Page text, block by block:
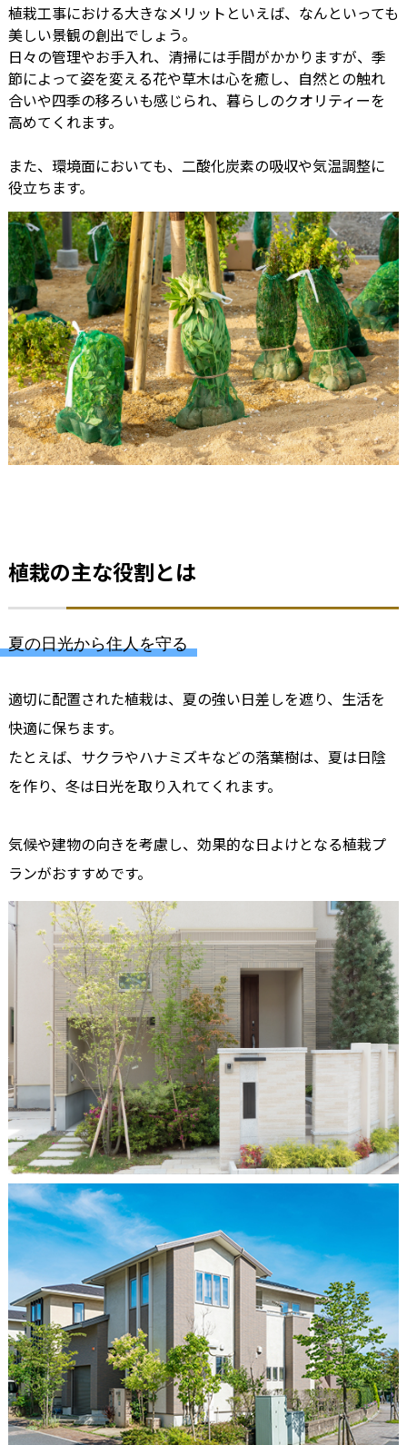
植栽工事における大きなメリットといえば、なんといっても
美しい景観の創出でしょう。
日々の管理やお手入れ、清掃には手間がかかりますが、季
節によって姿を変える花や草木は心を癒し、自然との触れ
合いや四季の移ろいも感じられ、暮らしのクオリティーを
高めてくれます。
また、環境面においても、二酸化炭素の吸収や気温調整に
役立ちます。
植栽の主な役割とは
夏の日光から住人を守る
適切に配置された植栽は、夏の強い日差しを遮り、生活を
快適に保ちます。
たとえば、サクラやハナミズキなどの落葉樹は、夏は日陰
を作り、冬は日光を取り入れてくれます。
気候や建物の向きを考慮し、効果的な日よけとなる植栽プ
ランがおすすめです。